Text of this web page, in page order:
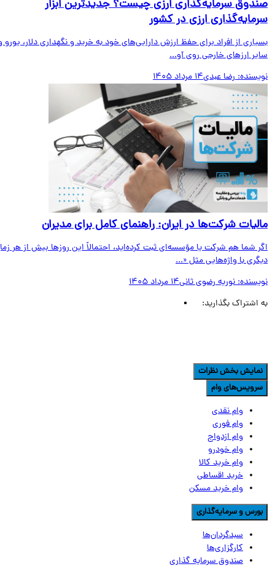
سرمایه‌گذاری ارزی چیست؟ جدیدترین ابزار
ارزی در کشور
از افراد برای حفظ ارزش دارایی‌های خود به خرید و نگهداری دلار، یورو و
ارزهای خارجی روی آو...
رضا عبدی14 مرداد 1405
شرکت‌ها در ایران: راهنمای کامل برای مدیران
شما هم شرکت یا مؤسسه‌ای ثبت کرده‌اید، احتمالاً این روزها بیش از هر زمان
با واژه‌هایی مثل «...
نوریه رضوی ثانی14 مرداد 1405
اشتراک بگذارید:
بخش نظرات
وام
وام نقدی
وام فوری
وام ازدواج
وام خودرو
وام خرید کالا
خرید اقساطی
وام خرید مسکن
و سرمایه‌گذاری
سبدگردان‌ها
کارگزاری‌ها
صندوق سرمایه گذاری